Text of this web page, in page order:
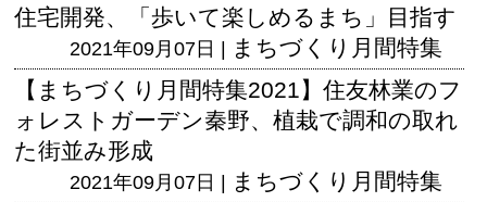
住宅開発、「歩いて楽しめるまち」目指す
2021年09月07日 | まちづくり月間特集
【まちづくり月間特集2021】住友林業のフ
ォレストガーデン秦野、植栽で調和の取れ
た街並み形成
2021年09月07日 | まちづくり月間特集